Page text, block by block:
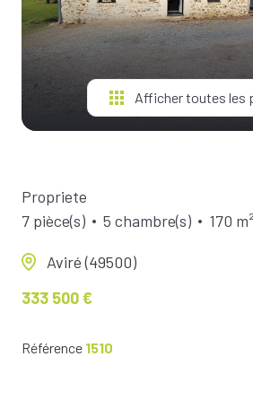
VOTRE
BIEN
NOTRE
ÉQUIPE
Afficher toutes les
Propriete
7 pièce(s)
5 chambre(s) 170 m²
Aviré (49500)
333 500 €
Référence 1510